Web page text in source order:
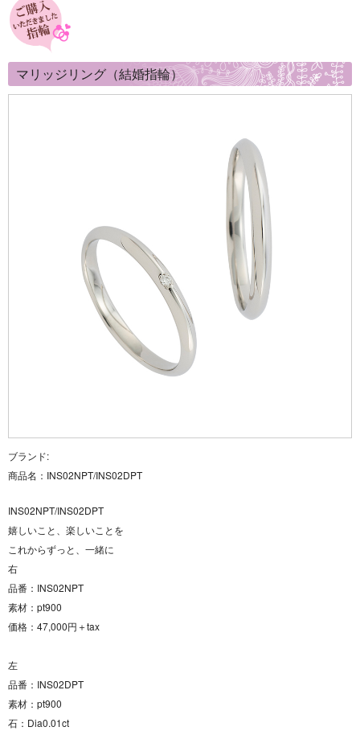
マリッジリング（結婚指輪）
ブランド:
商品名： INS02NPT/INS02DPT
INS02NPT/INS02DPT
嬉しいこと、楽しいことを
これからずっと、一緒に
右
品番：INS02NPT
素材：pt900
価格：47,000円＋tax
左
品番：INS02DPT
素材：pt900
石：Dia0.01ct